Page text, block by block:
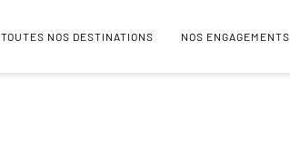
TOUTES NOS DESTINATIONS NOS ENGAGEMENTS